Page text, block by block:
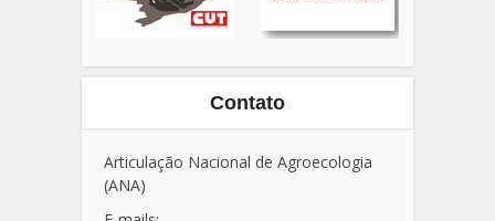
Articulação Nacional de Agroecologia
(ANA)